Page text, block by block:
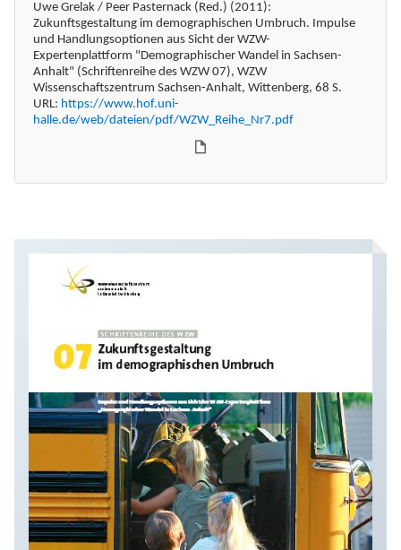
Uwe Grelak / Peer Pasternack (Red.) (2011):
Zukunftsgestaltung im demographischen Umbruch. Impulse
und Handlungsoptionen aus Sicht der WZW-
Expertenplattform "Demographischer Wandel in Sachsen-
Anhalt" (Schriftenreihe des WZW 07), WZW
Wissenschaftszentrum Sachsen-Anhalt, Wittenberg, 68 S.
URL: https://www.hof.uni-
halle.de/web/dateien/pdf/WZW_Reihe_Nr7.pdf